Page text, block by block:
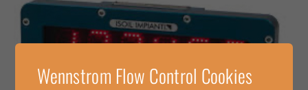
Wennstrom Flow Control Cookies